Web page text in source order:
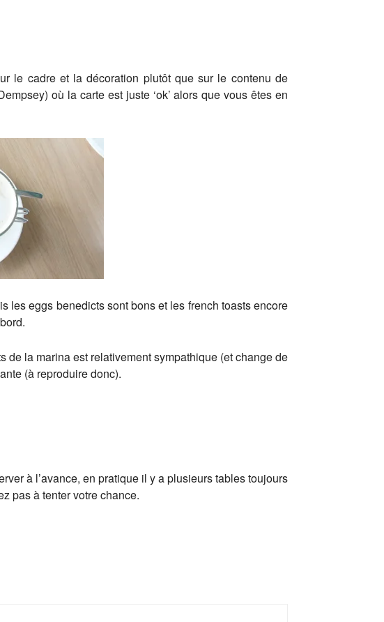
le cadre et la décoration plutôt que sur le contenu de
où la carte est juste ‘ok’ alors que vous êtes en
les eggs benedicts sont bons et les french toasts encore
de la marina est relativement sympathique (et change de
(à reproduire donc).
à l’avance, en pratique il y a plusieurs tables toujours
pas à tenter votre chance.